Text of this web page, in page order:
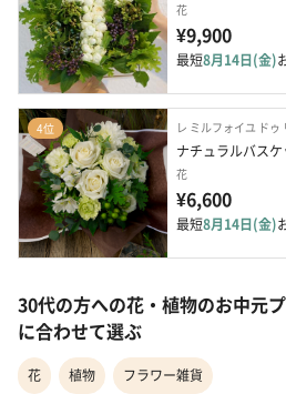
花
¥9,900
最短8月14日(金)
4位 レ ミルフォイユ ドゥ
ナチュラルバス
花
¥6,600
最短8月14日(金)
30代の方への花・植物のお中元
に合わせて選ぶ
花 植物 フラワー雑貨